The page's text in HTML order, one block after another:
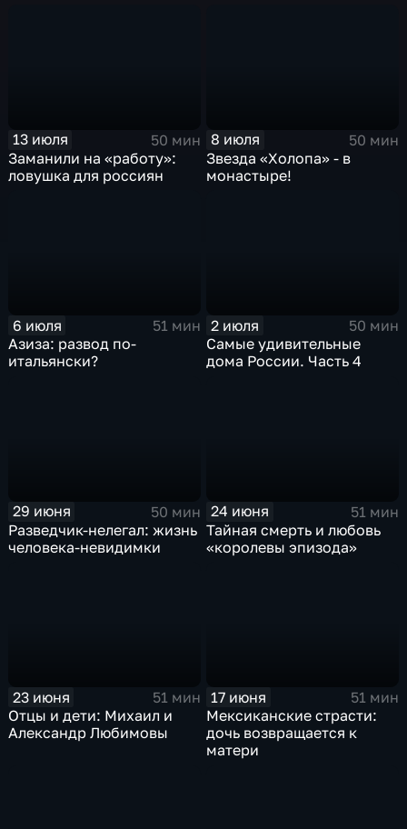
13 июля
50 мин
Заманили на «работу»:
ловушка для россиян
8 июля
50 мин
Звезда «Холопа» - в
монастыре!
6 июля
51 мин
Азиза: развод по-
итальянски?
2 июля
50 мин
Самые удивительные
дома России. Часть 4
29 июня
50 мин
Разведчик-нелегал: жизнь
человека-невидимки
24 июня
51 мин
Тайная смерть и любовь
«королевы эпизода»
23 июня
51 мин
Отцы и дети: Михаил и
Александр Любимовы
17 июня
51 мин
Мексиканские страсти:
дочь возвращается к
матери